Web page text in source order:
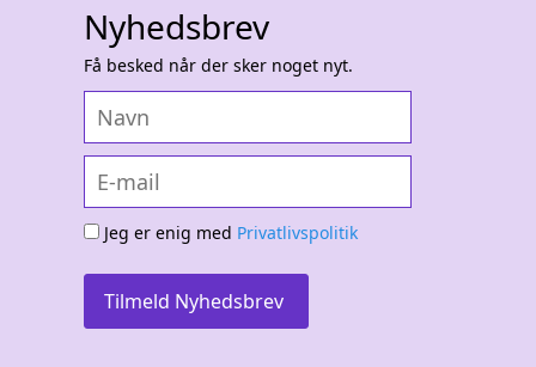
Nyhedsbrev
Få besked når der sker noget nyt.
Jeg er enig med Privatlivspolitik
Tilmeld Nyhedsbrev